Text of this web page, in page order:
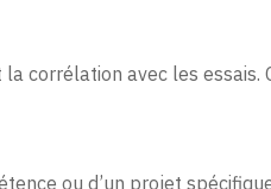
corrélation avec les
ou d’un projet